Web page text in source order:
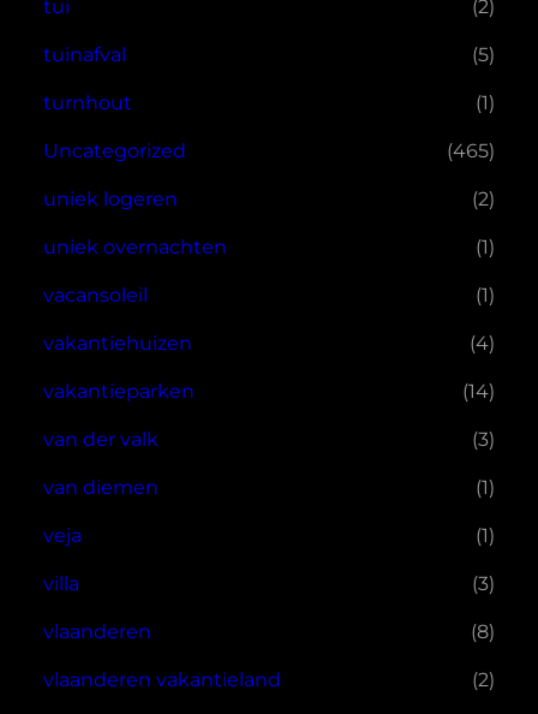
tui (2)
tuinafval (5)
turnhout (1)
Uncategorized (465)
uniek logeren (2)
uniek overnachten (1)
vacansoleil (1)
vakantiehuizen (4)
vakantieparken (14)
van der valk (3)
van diemen (1)
veja (1)
villa (3)
vlaanderen (8)
vlaanderen vakantieland (2)